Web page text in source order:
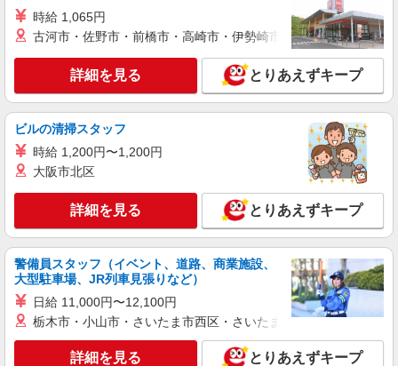
キープ 詳細を見る
アルバイト パート
伝丸 浜松西IC店
ラーメン店のホール・キッチン
時給1,525円＋交通費支給 ※研修中も給与の変
動なし
静岡県浜松市中央区湖東町5830-1
キープ 詳細を見る
すき家の店舗スタッフ（接客・調理・清掃な
時給1,200円 ※22:00〜翌5:00：時給1,500円 ※
高校生時給1,120円 ※早朝手当（5:00〜9:00）時給
＋150円
静岡県浜松市中央区志都呂2-20-24
時給 1,065円
古河市・佐野市・前橋市・高崎市・伊勢崎市・太田市・館林市
詳細を見る とりあえずキープ
ビルの清掃スタッフ
時給 1,200円〜1,200円
大阪市北区
詳細を見る とりあえずキープ
警備員スタッフ（イベント、道路、商業施設、
大型駐車場、JR列車見張りなど）
日給 11,000円〜12,100円
栃木市・小山市・さいたま市西区・さいたま市岩槻区・久喜市・
詳細を見る とりあえずキープ